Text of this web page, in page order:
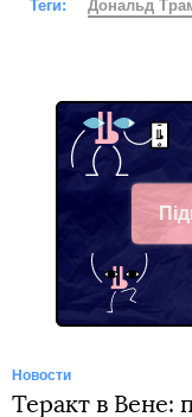
Теги: Дональд
Новости
Теракт в Вене: